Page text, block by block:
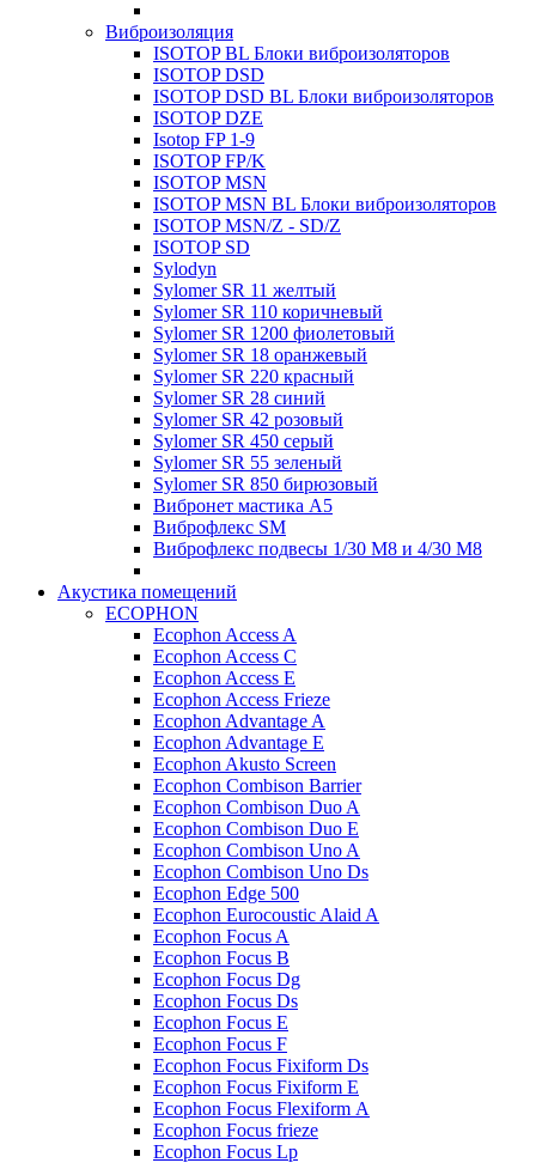
Виброизоляция
ISOTOP BL Блоки виброизоляторов
ISOTOP DSD
ISOTOP DSD BL Блоки виброизоляторов
ISOTOP DZE
Isotop FP 1-9
ISOTOP FP/K
ISOTOP MSN
ISOTOP MSN BL Блоки виброизоляторов
ISOTOP MSN/Z - SD/Z
ISOTOP SD
Sylodyn
Sylomer SR 11 желтый
Sylomer SR 110 коричневый
Sylomer SR 1200 фиолетовый
Sylomer SR 18 оранжевый
Sylomer SR 220 красный
Sylomer SR 28 синий
Sylomer SR 42 розовый
Sylomer SR 450 серый
Sylomer SR 55 зеленый
Sylomer SR 850 бирюзовый
Вибронет мастика А5
Виброфлекс SM
Виброфлекс подвесы 1/30 М8 и 4/30 М8
Акустика помещений
ECOPHON
Ecophon Access A
Ecophon Access C
Ecophon Access E
Ecophon Access Frieze
Ecophon Advantage A
Ecophon Advantage E
Ecophon Akusto Screen
Ecophon Combison Barrier
Ecophon Combison Duo A
Ecophon Combison Duo E
Ecophon Combison Uno A
Ecophon Combison Uno Ds
Ecophon Edge 500
Ecophon Eurocoustic Alaid A
Ecophon Focus A
Ecophon Focus B
Ecophon Focus Dg
Ecophon Focus Ds
Ecophon Focus E
Ecophon Focus F
Ecophon Focus Fixiform Ds
Ecophon Focus Fixiform E
Ecophon Focus Flexiform А
Ecophon Focus frieze
Ecophon Focus Lp